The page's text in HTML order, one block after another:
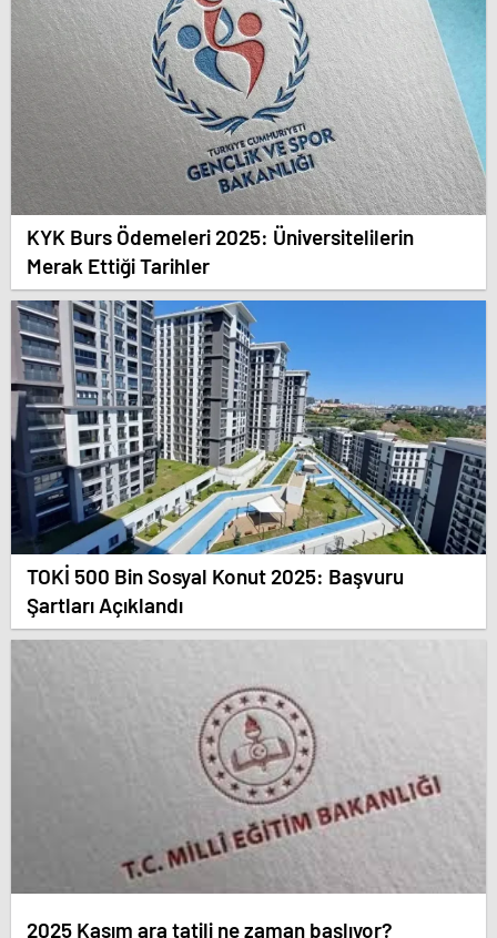
KYK Burs Ödemeleri 2025: Üniversitelilerin
Merak Ettiği Tarihler
TOKİ 500 Bin Sosyal Konut 2025: Başvuru
Şartları Açıklandı
2025 Kasım ara tatili ne zaman başlıyor?